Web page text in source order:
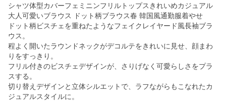
シャツ体型カバーフェミニンフリルトップスきれいめカジュアル
大人可愛いブラウス ドット柄ブラウス春 韓国風通勤服着やせ
ドット柄ビスチェを重ねたようなフェイクレイヤード風長袖ブラ
ウス。
程よく開いたラウンドネックがデコルテをきれいに見せ、顔まわ
りをすっきり。
フリル付きのビスチェデザインが、さりげなく可愛らしさをプラ
スする。
切り替えデザインと立体シルエットで、ラフながらもこなれたカ
ジュアルスタイルに。